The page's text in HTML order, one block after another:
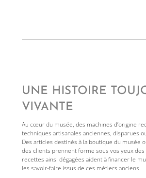
UNE HISTOIRE
VIVANTE
Au cœur du musée, des machines d’origine
techniques artisanales anciennes, disparues
Des articles destinés à la boutique du musée
des clients prennent forme sous vos yeux des
recettes ainsi dégagées aident à financer le
les savoir-faire issus de ces métiers anciens.